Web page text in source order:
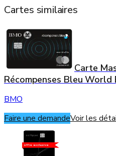
Cartes similaires
Carte
Récompenses Bleu World
BMO
Faire une demandeVoir les